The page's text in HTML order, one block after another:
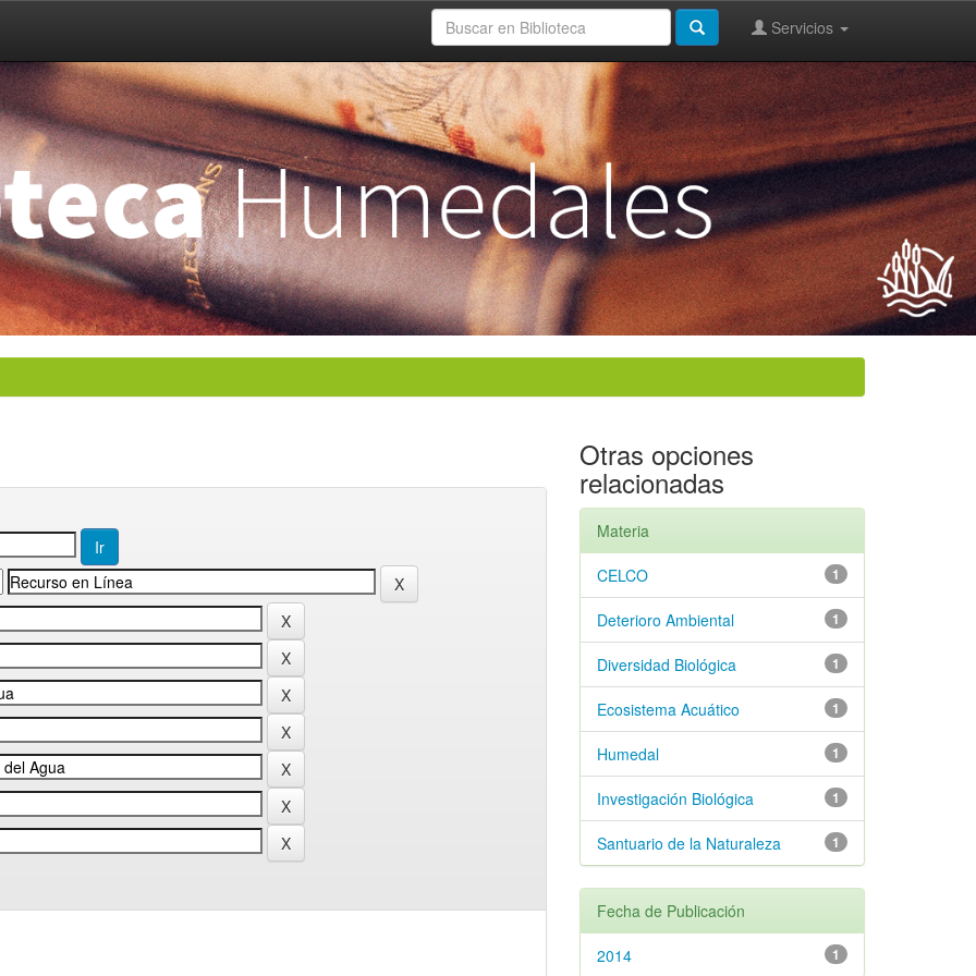
Servicios
Otras opciones
relacionadas
Materia
1
CELCO
1
Deterioro Ambiental
1
Diversidad Biológica
1
Ecosistema Acuático
1
Humedal
1
Investigación Biológica
1
Santuario de la Naturaleza
Fecha de Publicación
1
2014